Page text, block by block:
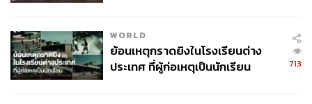
WORLD
ย้อนเหตุกราดยิงในโรงเรียนต่าง
ประเทศ ที่ผู้ก่อเหตุเป็นนักเรียน
713